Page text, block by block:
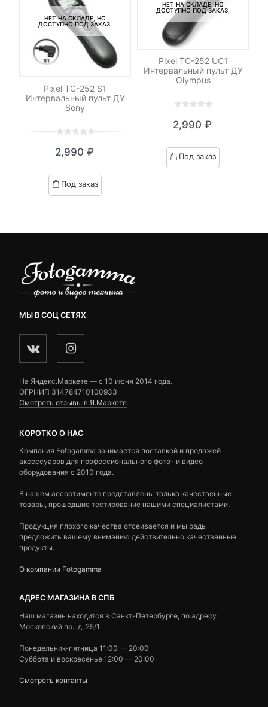
НЕТ НА СКЛАДЕ, НО
ДОСТУПНО ПОД ЗАКАЗ.
Pixel TC-252 S1
Интервальный пульт ДУ
Sony
out
based
on
2,990 ₽
Под заказ
НЕТ НА СКЛАДЕ, НО
ДОСТУПНО ПОД ЗАКАЗ.
Pixel TC-252 UC1
Интервальный пульт ДУ
Olympus
out
based
on
2,990 ₽
Под заказ
МЫ В СОЦ СЕТЯХ
На Яндекс.Маркете — c 10 июня 2014 года.
ОГРНИП 314784710100933
Смотреть отзывы в Я.Маркете
КОРОТКО О НАС
Компания Fotogamma занимается поставкой и продажей
аксессуаров для профессионального фото- и видео
оборудования с 2010 года.
В нашем ассортименте представлены только качественные
товары, прошедшие тестирование нашими специалистами.
Продукция плохого качества отсеивается и мы рады
предложить вашему вниманию действительно качественные
продукты.
О компании Fotogamma
АДРЕС МАГАЗИНА В СПБ
Наш магазин находится в Санкт-Петербурге, по адресу
Московский пр., д. 25/1
Понедельник-пятница 11:00 — 20:00
Суббота и воскресенье 12:00 — 20:00
Смотреть контакты